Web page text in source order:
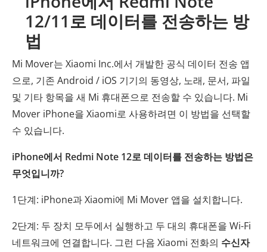
12/11로 데이터를 전송하는 방
법
Mi Mover는 Xiaomi Inc.에서 개발한 공식 데이터 전송 앱
으로, 기존 Android / iOS 기기의 동영상, 노래, 문서, 파일
및 기타 항목을 새 Mi 휴대폰으로 전송할 수 있습니다. Mi
Mover iPhone을 Xiaomi로 사용하려면 이 방법을 선택할
수 있습니다.
iPhone에서 Redmi Note 12로 데이터를 전송하는 방법은
무엇입니까?
1단계: iPhone과 Xiaomi에 Mi Mover 앱을 설치합니다.
2단계: 두 장치 모두에서 실행하고 두 대의 휴대폰을 Wi-Fi
네트워크에 연결합니다. 그런 다음 Xiaomi 전화의 수신자